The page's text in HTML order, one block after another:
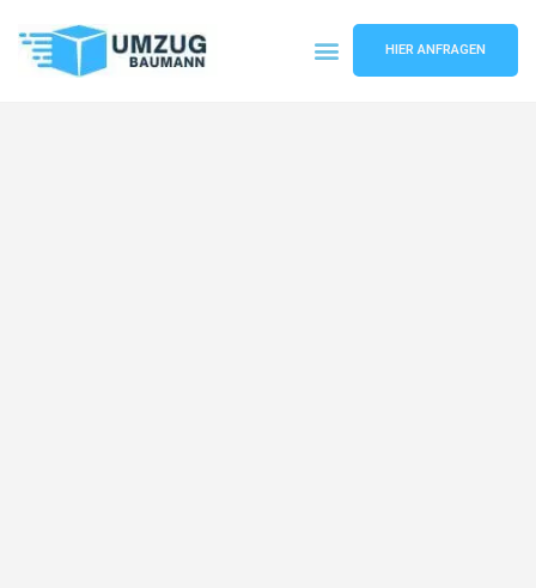
HIER ANFRAGEN